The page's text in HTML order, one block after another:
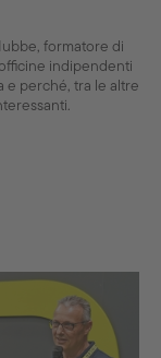
formatore di
indipendenti
e perché, tra le altre